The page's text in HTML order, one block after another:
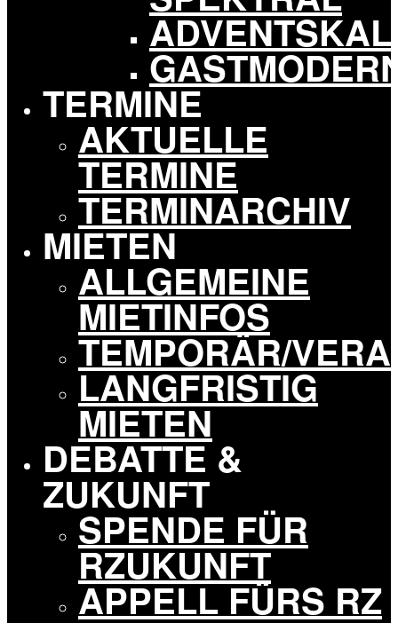
TERMINE
AKTUELLE
TERMINE
TERMINARCHIV
MIETEN
ALLGEMEINE
MIETINFOS
TEMPORÄR/
LANGFRISTIG
MIETEN
DEBATTE &
ZUKUNFT
SPENDE FÜR
RZUKUNFT
APPELL FÜRS RZ